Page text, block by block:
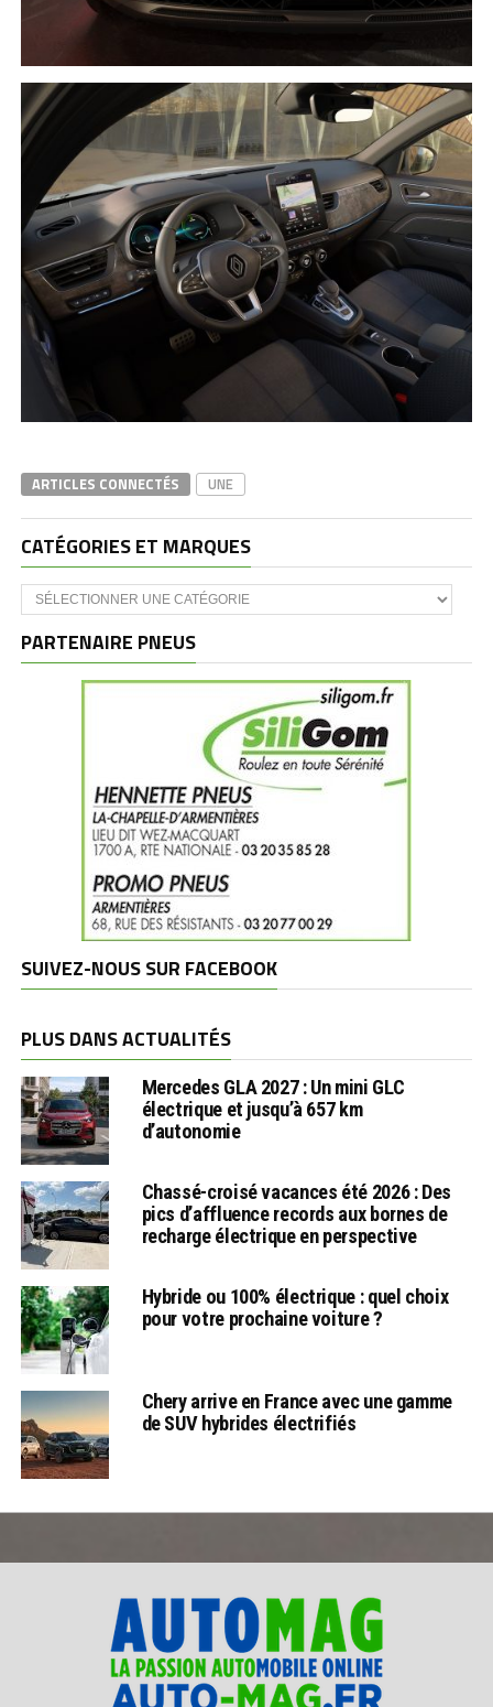
ARTICLES CONNECTÉS UNE
CATÉGORIES ET MARQUES
Catégories
et
PARTENAIRE PNEUS
SUIVEZ-NOUS SUR FACEBOOK
PLUS DANS ACTUALITÉS
Mercedes GLA 2027 : Un mini GLC
électrique et jusqu’à 657 km
d’autonomie
Chassé-croisé vacances été 2026 : Des
pics d’affluence records aux bornes de
recharge électrique en perspective
Hybride ou 100% électrique : quel choix
pour votre prochaine voiture ?
Chery arrive en France avec une gamme
de SUV hybrides électrifiés